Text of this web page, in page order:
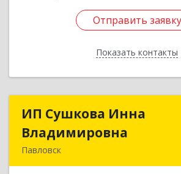
Отправить заявку
Показать контакты
Отправить заявку
Назад
ИП Сушкова Инна
Владимировна
Павловск
ИП